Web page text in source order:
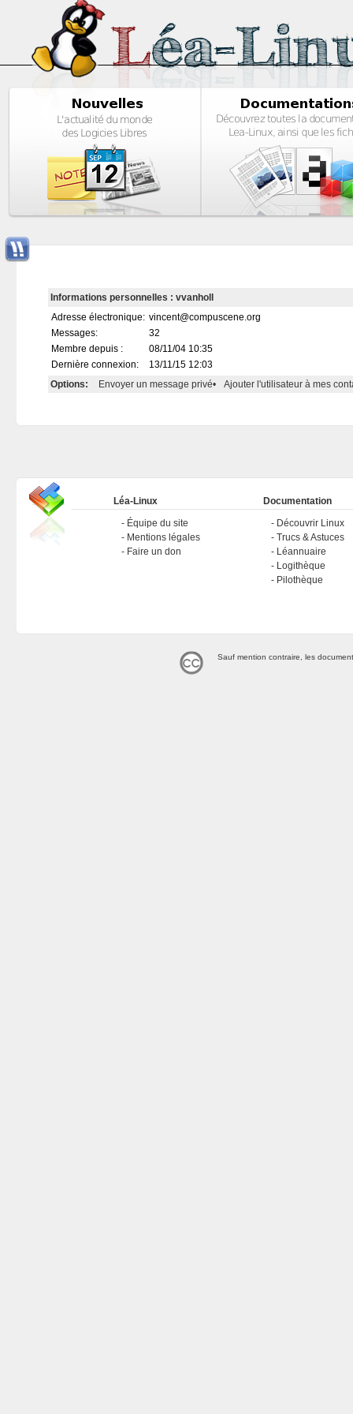
Informations personnelles : vvanholl
Adresse électronique: vincent@compuscene.org
Messages:
32
Membre depuis :
08/11/04 10:35
Dernière connexion:
13/11/15 12:03
Options:
Envoyer un message privé• Ajouter l'utilisateur à mes
Léa-Linux
Équipe du site
Mentions légales
Faire un don
Documentation
Découvrir Linux
Trucs & Astuces
Léannuaire
Logithèque
Pilothèque
Sauf mention contraire, les